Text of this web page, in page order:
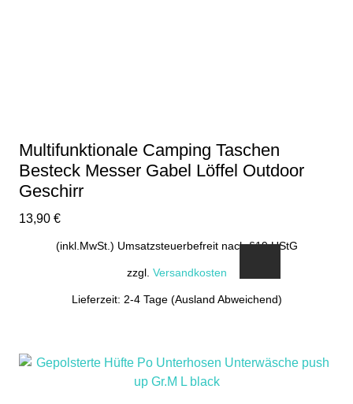
Multifunktionale Camping Taschen
Besteck Messer Gabel Löffel Outdoor
Geschirr
13,90 €
(inkl.MwSt.) Umsatzsteuerbefreit nach §19 UStG
zzgl. Versandkosten
Lieferzeit: 2-4 Tage (Ausland Abweichend)